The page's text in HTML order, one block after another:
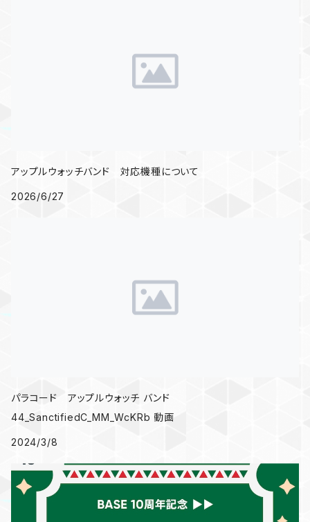
アップルウォッチバンド 対応機種について
2026/6/27
パラコード アップルウォッチ バンド
44_SanctifiedC_MM_WcKRb 動画
2024/3/8